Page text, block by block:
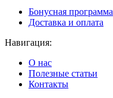
Бонусная программа
Доставка и оплата
Навигация:
О нас
Полезные статьи
Контакты